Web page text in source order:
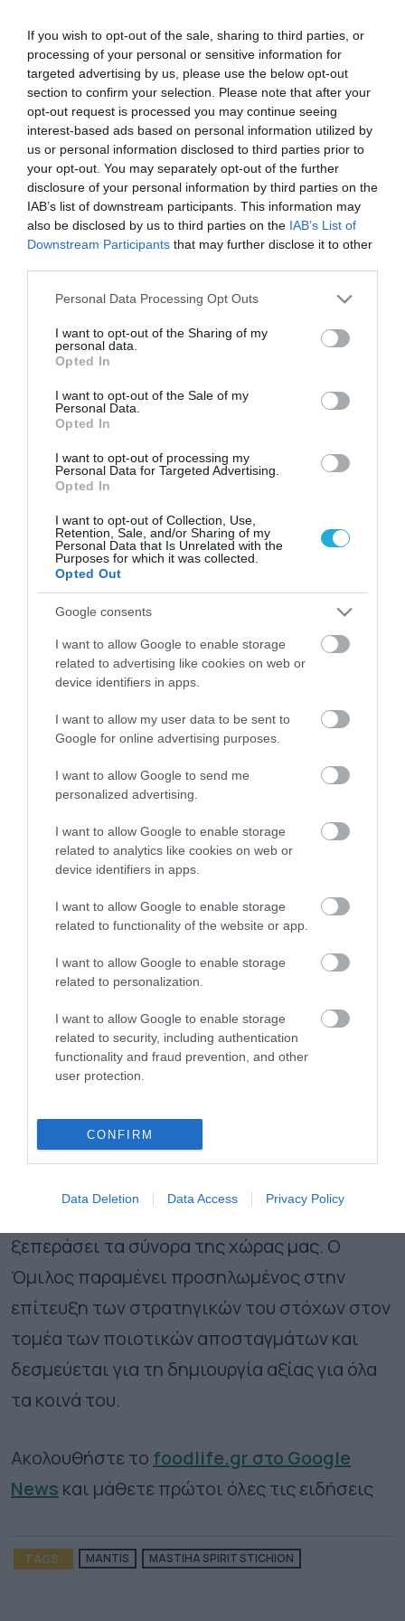
If you wish to opt-out of the sale, sharing to third parties, or
processing of your personal or sensitive information for
targeted advertising by us, please use the below opt-out
section to confirm your selection. Please note that after your
opt-out request is processed you may continue seeing
interest-based ads based on personal information utilized by
us or personal information disclosed to third parties prior to
your opt-out. You may separately opt-out of the further
disclosure of your personal information by third parties on the
IAB’s list of downstream participants. This information may
also be disclosed by us to third parties on the IAB’s List of
Downstream Participants that may further disclose it to other
Please note that this website/app uses one or more Google
not limited to your visit or usage behaviour. You may click to
grant or deny consent to Google and its third-party tags to
use your data for below specified purposes in below Google
consent section.
Personal Data Processing Opt Outs
I want to opt-out of the Sharing of my
personal data.
Opted In
I want to opt-out of the Sale of my
Personal Data.
Opted In
I want to opt-out of processing my
Personal Data for Targeted Advertising.
Opted In
I want to opt-out of Collection, Use,
Retention, Sale, and/or Sharing of my
Personal Data that Is Unrelated with the
Purposes for which it was collected.
Opted Out
Google consents
I want to allow Google to enable storage
related to advertising like cookies on web or
device identifiers in apps.
I want to allow my user data to be sent to
Google for online advertising purposes.
I want to allow Google to send me
personalized advertising.
I want to allow Google to enable storage
related to analytics like cookies on web or
device identifiers in apps.
I want to allow Google to enable storage
related to functionality of the website or app.
I want to allow Google to enable storage
related to personalization.
I want to allow Google to enable storage
related to security, including authentication
functionality and fraud prevention, and other
user protection.
CONFIRM
Data Deletion Data Access Privacy Policy
Ένα εντυπωσιακό και συνάμα ισορροπημένο
spirit μαστίχας, το “Stichion” υπόσχεται
ένα σαγηνευτικό ταξίδι στα αρώματα και τις
μεθυστικές γεύσεις του θησαυρού της
ελληνικής γης, τη μαστίχα. Η ξεχωριστή
φιάλη με το μοναδικό της design,
εμπνευσμένη από τον κορμό του Σχίνου,
κλείνει μέσα της όλη τηναυθεντική
παράδοση της Μαστίχας, δημιουργώντας
το πιο εκλεπτυσμένο και μοναδικά
ισορροπημένο απόσταγμα.
To Stichion παράγεται από100% ατόφια
φυσική μαστίχα Xίου
Μαστιχοπαραγωγών Χίου, η οποία
αποστάζεται σε
άμβυκεςκαι δημιουργεί ένα διαφανές
απόσταγμα, μεμεθυστικά αρώματα
βανίλιας, μαστίχας, έλατου, λευκού πιπεριού
και άνθη πορτοκαλιάς. Η μυστική συνταγή
του, η οποία βασίζεται σεσυστατικά
εξαιρετικής ποιότητας
αναλογίες και στην τέχνη του
αποσταγματοποιού, δημιουργεί ένα
απόσταγμα με πλούσιο άρωμα,
ισορροπημένα γλυκό χαρακτήρα, στιβαρό και
γεμάτο σώμα με κρεμώδη και πλούσια υφή.
Με μια βαριά παράδοση αιώνων, που
περιορίζει στο ελάχιστο τις δημιουργικές
παρεμβάσεις στη συνταγή, το Stichion
καταφέρνει να είναι ταυτόχρονα αυθεντικό
αλλά και καινοτόμο.
Με τη σειράMantis Greek Spirits Collection,
ο Όμιλος Εταιρειών Mantisδίνει έμφαση
αναδείξει η ελληνική γη, στοχεύοντας στη
δυναμική ανάπτυξή τους, με όραμα η Mantis
ξεπεράσει τα σύνορα της χώρας μας. Ο
Όμιλος παραμένει προσηλωμένος στην
επίτευξη των στρατηγικών του στόχων στον
τομέα των ποιοτικών αποσταγμάτων και
δεσμεύεται για τη δημιουργία αξίας για όλα
τα κοινά του.
Ακολουθήστε το foodlife.gr στο Google
News και μάθετε πρώτοι όλες τις ειδήσεις
TAGS: MANTIS MASTIHA SPIRIT STICHION